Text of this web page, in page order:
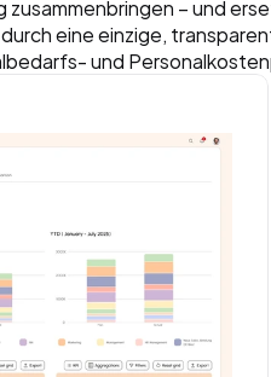
– und
eine einzige,
und